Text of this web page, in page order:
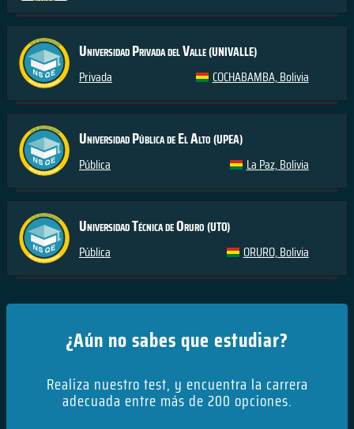
Universidad Privada del Valle(UNIVALLE)
Privada COCHABAMBA, Bolivia
Universidad Pública de El Alto(UPEA)
Pública La Paz, Bolivia
Universidad Técnica de Oruro(UTO)
Pública ORURO, Bolivia
¿Aún no sabes que estudiar?
Realiza nuestro test, y encuentra la carrera
adecuada entre más de 200 opciones.